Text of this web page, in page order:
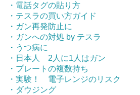
・電話タグの貼り方
・テスラの買い方ガイド
・ガン再発防止に
・ガンへの対処 by テスラ
・うつ病に
・日本人 2人に1人はガン
・プレートの複数持ち
・実験！ 電子レンジのリスク
・ダウジング